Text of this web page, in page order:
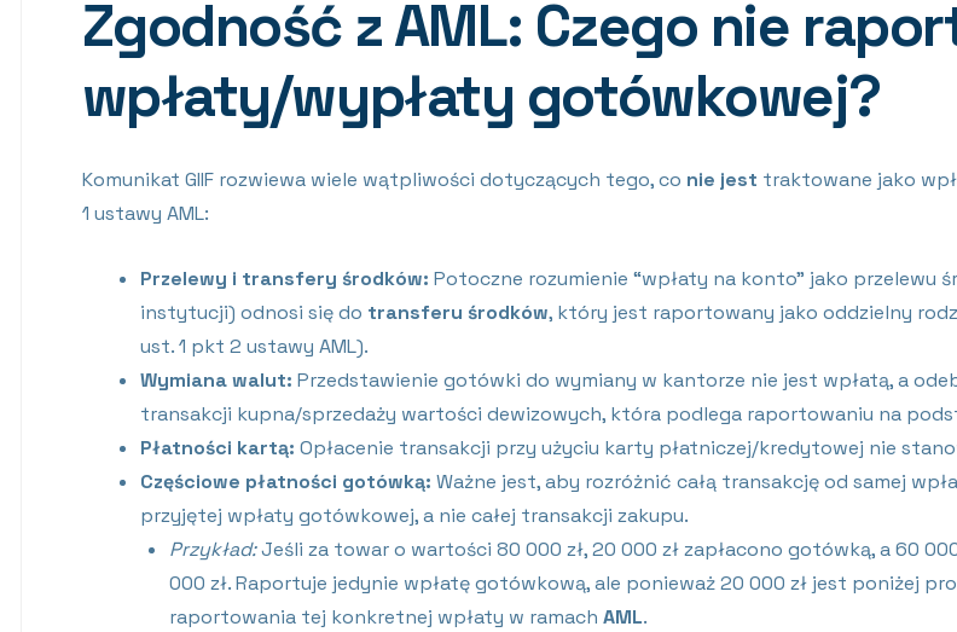
Zgodność z AML: Czego nie
wpłaty/wypłaty gotówkowej?
Komunikat GIIF rozwiewa wiele wątpliwości dotyczących tego, co nie jest traktowane jako
1 ustawy AML:
Przelewy i transfery środków: Potoczne rozumienie “wpłaty na konto” jako przelewu
instytucji) odnosi się do transferu środków, który jest raportowany jako oddzielny
ust. 1 pkt 2 ustawy AML).
Wymiana walut: Przedstawienie gotówki do wymiany w kantorze nie jest wpłatą, a
transakcji kupna/sprzedaży wartości dewizowych, która podlega raportowaniu na
Płatności kartą: Opłacenie transakcji przy użyciu karty płatniczej/kredytowej nie
Częściowe płatności gotówką: Ważne jest, aby rozróżnić całą transakcję od samej
przyjętej wpłaty gotówkowej, a nie całej transakcji zakupu.
Przykład:Jeśli za towar o wartości 80 000 zł, 20 000 zł zapłacono gotówką, a 60
000 zł. Raportuje jedynie wpłatę gotówkową, ale ponieważ 20 000 zł jest poniżej
raportowania tej konkretnej wpłaty w ramach AML.